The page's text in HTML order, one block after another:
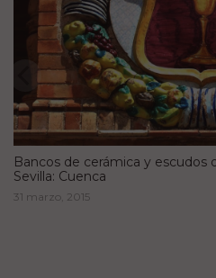
Bancos de cerámica y escudos
Sevilla: Cuenca
31 marzo, 2015